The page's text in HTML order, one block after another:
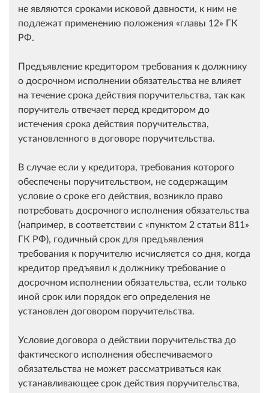
не являются сроками исковой давности, к ним не
подлежат применению положения
главы 12
ГК
РФ.
Предъявление кредитором требования к должнику
о досрочном исполнении обязательства не влияет
на течение срока действия поручительства, так как
поручитель отвечает перед кредитором до
истечения срока действия поручительства,
установленного в договоре поручительства.
В случае если у кредитора, требования которого
обеспечены поручительством, не содержащим
условие о сроке его действия, возникло право
потребовать досрочного исполнения обязательства
(например, в соответствии с
пунктом 2 статьи 811
ГК РФ), годичный срок для предъявления
требования к поручителю исчисляется со дня, когда
кредитор предъявил к должнику требование о
досрочном исполнении обязательства, если только
иной срок или порядок его определения не
установлен договором поручительства.
Условие договора о действии поручительства до
фактического исполнения обеспечиваемого
обязательства не может рассматриваться как
устанавливающее срок действия поручительства,